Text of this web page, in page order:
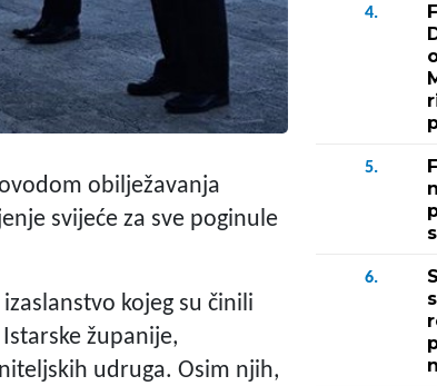
obilježavanja
svijeće za sve poginule
kojeg su činili
županije,
udruga. Osim njih,
4.
5.
6.